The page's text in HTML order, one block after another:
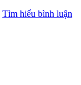
Tìm hiểu bình luận